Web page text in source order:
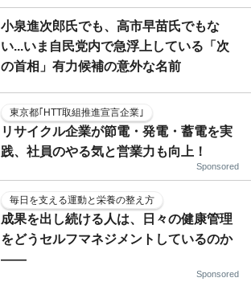
小泉進次郎氏でも、高市早苗氏でもな
い...いま自民党内で急浮上している「次
の首相」有力候補の意外な名前
東京都｢HTT取組推進宣言企業｣
リサイクル企業が節電・発電・蓄電を実
践、社員のやる気と営業力も向上！
Sponsored
毎日を支える運動と栄養の整え方
成果を出し続ける人は、日々の健康管理
をどうセルフマネジメントしているのか
——
Sponsored